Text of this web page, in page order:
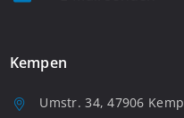
Kempen
Umstr. 34, 47906